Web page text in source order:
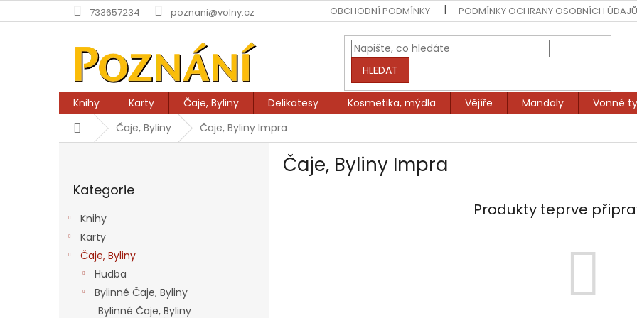
na
733657234 poznani@volny.cz OBCHODNÍ PODMÍNKY PODMÍNKY OCHRANY OSOBNÍCH ÚDAJŮ
HLEDAT
Knihy Karty Čaje, Byliny Delikatesy Kosmetika, mýdla Vějíře Mandaly
Vonné
DomůČaje, Byliny Čaje, Byliny Impra
kategorie
Kategorie
Knihy
Karty
Čaje, Byliny
Hudba
Bylinné Čaje, Byliny
Bylinné Čaje, Byliny
Čaje, Byliny Impra
Produkty teprve